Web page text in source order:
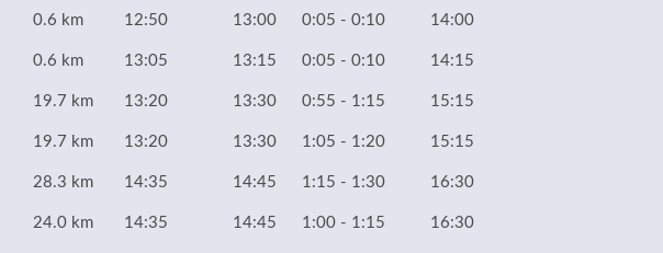
0.6 km 12:50 13:00 0:05 - 0:10 14:00
0.6 km 13:05 13:15 0:05 - 0:10 14:15
19.7 km 13:20 13:30 0:55 - 1:15 15:15
19.7 km 13:20 13:30 1:05 - 1:20 15:15
28.3 km 14:35 14:45 1:15 - 1:30 16:30
24.0 km 14:35 14:45 1:00 - 1:15 16:30